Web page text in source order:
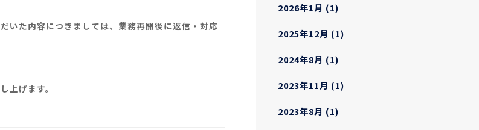
いた内容につきましては、業務再開後に返信・対応
上げます。
2026年1月 (1)
2025年12月 (1)
2024年8月 (1)
2023年11月 (1)
2023年8月 (1)